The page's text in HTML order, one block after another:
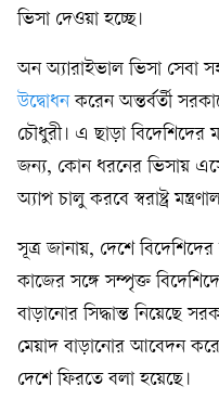
ভিসা দেওয়া হচ্ছে।
অন অ্যারাইভাল ভিসা সেবা
উদ্বোধনকরেন অন্তর্বর্তী
চৌধুরী। এ ছাড়া
জন্য, কোন ধরনের ভিসায়
অ্যাপ চালু করবে স্বরাষ্ট্র
সূত্র জানায়, দেশে
কাজের সঙ্গে সম্পৃক্ত
বাড়ানোর সিদ্ধান্ত নিয়েছে
মেয়াদ বাড়ানোর আবেদন
দেশে ফিরতে বলা হয়েছে।